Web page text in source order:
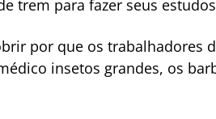
trem para fazer seus
por que os trabalhadores
insetos grandes, os